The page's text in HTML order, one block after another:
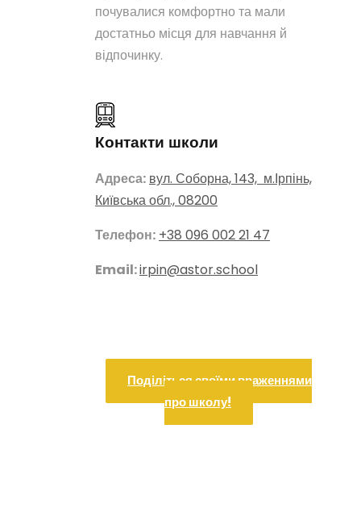
почувалися комфортно та мали
достатньо місця для навчання й
відпочинку.
Контакти школи
Адреса: вул. Соборна, 143, м.Ірпінь,
Київська обл., 08200
Телефон: +38 096 002 21 47
Email:irpin@astor.school
Поділіться своїми враженнями
про школу!